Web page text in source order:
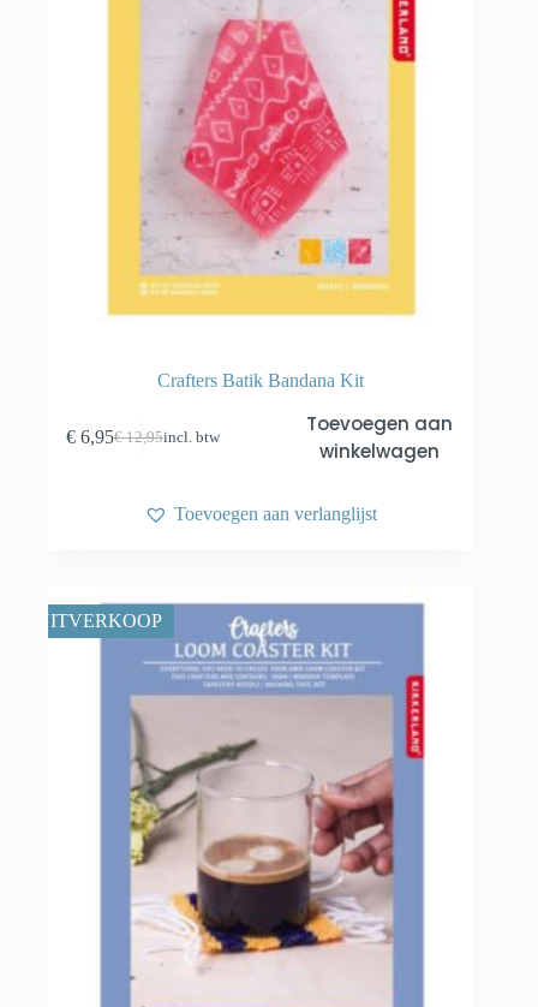
Crafters Batik Bandana Kit
€12,95
Oorspronkelijke
€ 12,95.
€6,95Huidige
€ 6,95.
incl. btw
Toevoegen aan
winkelwagen
Toevoegen aan verlanglijst
UITVERKOOP